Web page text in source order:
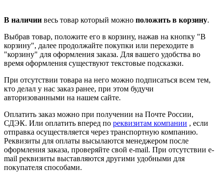
В наличии весь товар который можно положить в корзину.
Выбрав товар, положите его в корзину, нажав на кнопку "В
корзину", далее продолжайте покупки или переходите в
"корзину" для оформления заказа. Для вашего удобства во
время оформления существуют текстовые подсказки.
При отсутствии товара на него можно подписаться всем тем,
кто делал у нас заказ ранее, при этом будучи
авторизованными на нашем сайте.
Оплатить заказ можно при получении на Почте России,
СДЭК. Или оплатить вперед по реквизитам компании , если
отправка осуществляется через транспортную компанию.
Реквизиты для оплаты высылаются менеджером после
оформления заказа, проверяйте свой e-mail. При отсутствии e-
mail реквизиты выставляются другими удобными для
покупателя способами.